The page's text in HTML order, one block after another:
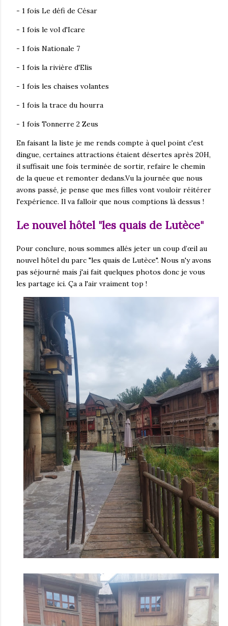
- 1 fois Le défi de César
- 1 fois le vol d'Icare
- 1 fois Nationale 7
- 1 fois la rivière d'Elis
- 1 fois les chaises volantes
- 1 fois la trace du hourra
- 1 fois Tonnerre 2 Zeus
En faisant la liste je me rends compte à quel point c'est
dingue, certaines attractions étaient désertes après 20H,
il suffisait une fois terminée de sortir, refaire le chemin
de la queue et remonter dedans.Vu la journée que nous
avons passé, je pense que mes filles vont vouloir réitérer
l'expérience. Il va falloir que nous comptions là dessus !
Le nouvel hôtel "les quais de Lutèce"
Pour conclure, nous sommes allés jeter un coup d’œil au
nouvel hôtel du parc "les quais de Lutèce". Nous n'y avons
pas séjourné mais j'ai fait quelques photos donc je vous
les partage ici. Ça a l'air vraiment top !